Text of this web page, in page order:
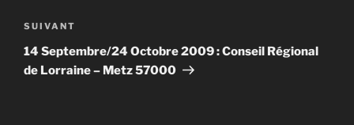
Article
suivant
SUIVANT
14 Septembre/24 Octobre 2009 : Conseil Régional
de Lorraine – Metz 57000